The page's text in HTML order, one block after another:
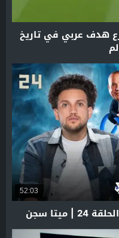
هدف عربي في تاريخ
52:03
سجن